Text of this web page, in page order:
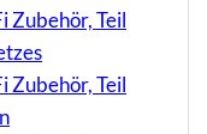
Zubehör, Teil
Zubehör, Teil